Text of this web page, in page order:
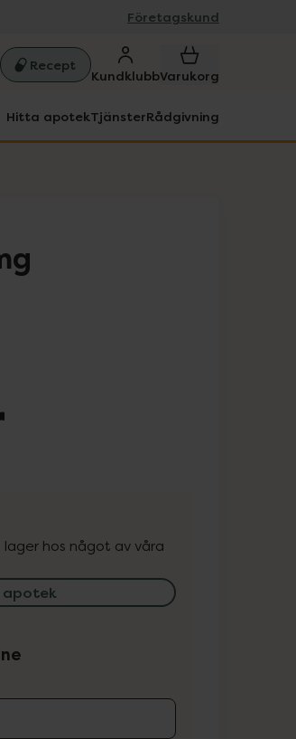
Företagskund
Recept
KundklubbVarukorg
Hitta apotekTjänsterRådgivning
hos något av våra
apotek